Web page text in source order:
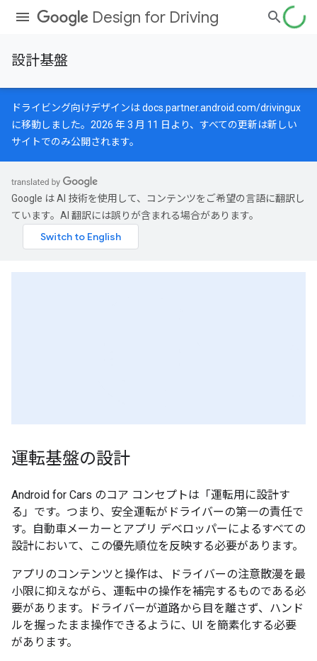
Design for Driving
設計基盤
ドライビング向けデザインはdocs.partner.android.com/drivingux
に移動しました。2026 年 3 月 11 日より、すべての更新は新しい
サイトでのみ公開されます。
Google は AI 技術を使用して、コンテンツをご希望の言語に翻訳し
ています。AI 翻訳には誤りが含まれる場合があります。
運転基盤の設計
Android for Cars のコア コンセプトは「運転用に設計す
る」です。つまり、安全運転がドライバーの第一の責任で
す。自動車メーカーとアプリ デベロッパーによるすべての
設計において、この優先順位を反映する必要があります。
アプリのコンテンツと操作は、ドライバーの注意散漫を最
小限に抑えながら、運転中の操作を補完するものである必
要があります。ドライバーが道路から目を離さず、ハンド
ルを握ったまま操作できるように、UI を簡素化する必要
があります。